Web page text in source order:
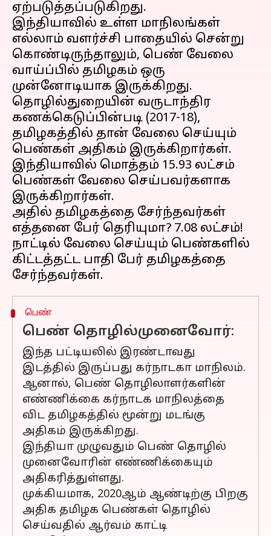
ஏற்படுத்தப்படுகிறது.
இந்தியாவில் உள்ள மாநிலங்கள்
எல்லாம் வளர்ச்சி பாதையில் சென்று
கொண்டிருந்தாலும், பெண் வேலை
வாய்ப்பில் தமிழகம் ஒரு
முன்னோடியாக இருக்கிறது.
தொழில்துறையின் வருடாந்திர
கணக்கெடுப்பின்படி (2017-18),
தமிழகத்தில் தான் வேலை செய்யும்
பெண்கள் அதிகம் இருக்கிறார்கள்.
இந்தியாவில் மொத்தம் 15.93 லட்சம்
பெண்கள் வேலை செய்பவர்களாக
இருக்கிறார்கள்.
அதில் தமிழகத்தை சேர்ந்தவர்கள்
எத்தனை பேர் தெரியுமா? 7.08 லட்சம்!
நாட்டில் வேலை செய்யும் பெண்களில்
கிட்டத்தட்ட பாதி பேர் தமிழகத்தை
பெண்
பெண் தொழில்முனைவோர்:
இந்த பட்டியலில் இரண்டாவது
இடத்தில் இருப்பது கர்நாடகா மாநிலம்.
ஆனால், பெண் தொழிலாளர்களின்
எண்ணிக்கை கர்நாடக மாநிலத்தை
விட தமிழகத்தில் மூன்று மடங்கு
அதிகம் இருக்கிறது.
இந்தியா முழுவதும் பெண் தொழில்
முனைவோரின் எண்ணிக்கையும்
அதிகரித்துள்ளது.
முக்கியமாக, 2020ஆம் ஆண்டிற்கு பிறகு
அதிக தமிழக பெண்கள் தொழில்
செய்வதில் ஆர்வம் காட்டி